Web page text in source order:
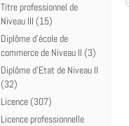
Titre professionnel de
Niveau III (15)
Diplôme d'école de
commerce de Niveau II (3)
Diplôme d'Etat de Niveau II
(32)
Licence (307)
Licence professionnelle